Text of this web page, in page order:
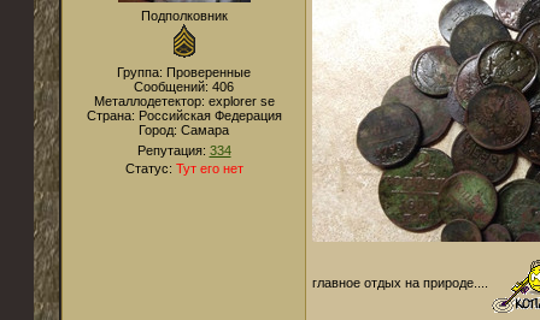
Подполковник
Группа: Проверенные
Сообщений: 406
Металлодетектор: explorer se
Страна: Российская Федерация
Город: Самара
Репутация: 334
Статус: Тут его нет
главное отдых на природе....